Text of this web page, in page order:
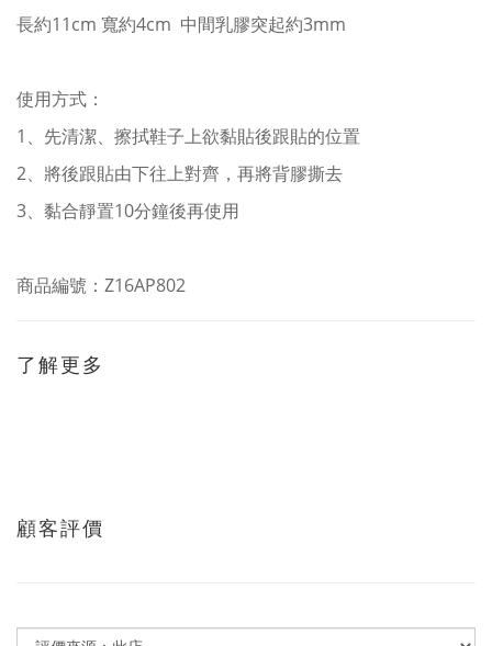
長約11cm 寬約4cm 中間乳膠突起約3mm
使用方式：
1、先清潔、擦拭鞋子上欲黏貼後跟貼的位置
2、將後跟貼由下往上對齊，再將背膠撕去
3、黏合靜置10分鐘後再使用
商品編號：Z16AP802
了解更多
顧客評價